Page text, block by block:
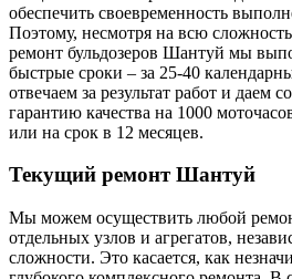
обеспечить своевременность
Поэтому, несмотря на всю
ремонт бульдозеров Шантуй мы
быстрые сроки – за 25-40
отвечаем за результат работ и даем
гарантию качества на 1000
или на срок в 12 месяцев.
Текущий ремонт Шантуй
Мы можем осуществить любой
отдельных узлов и агрегатов,
сложности. Это касается, как